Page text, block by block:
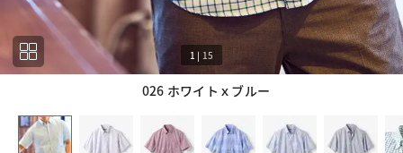
026 ホワイトｘブルー
1 | 15